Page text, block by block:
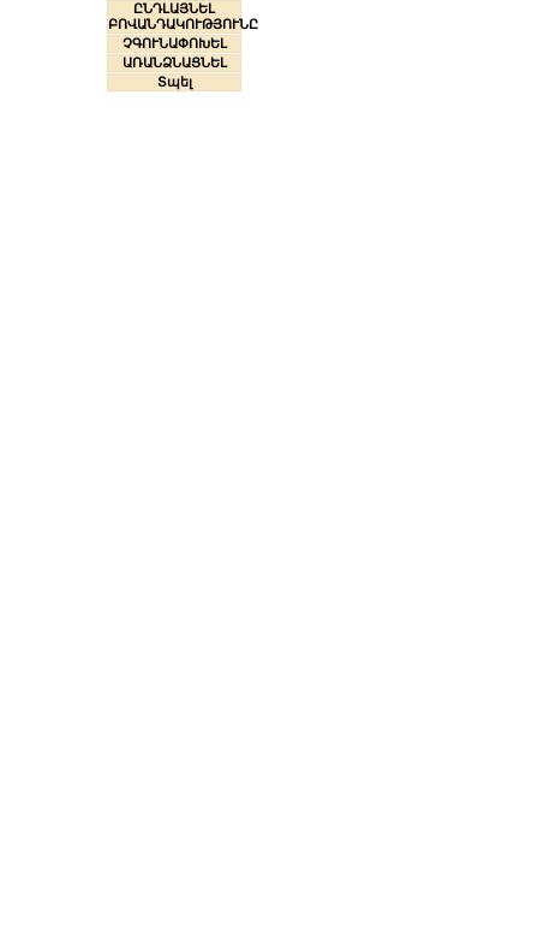
ԸՆԴԼԱՅՆԵԼ
ԲՈՎԱՆԴԱԿՈՒԹՅՈՒՆԸ
ՉԳՈՒՆԱՓՈԽԵԼ
ԱՌԱՆՁՆԱՑՆԵԼ
Տպել